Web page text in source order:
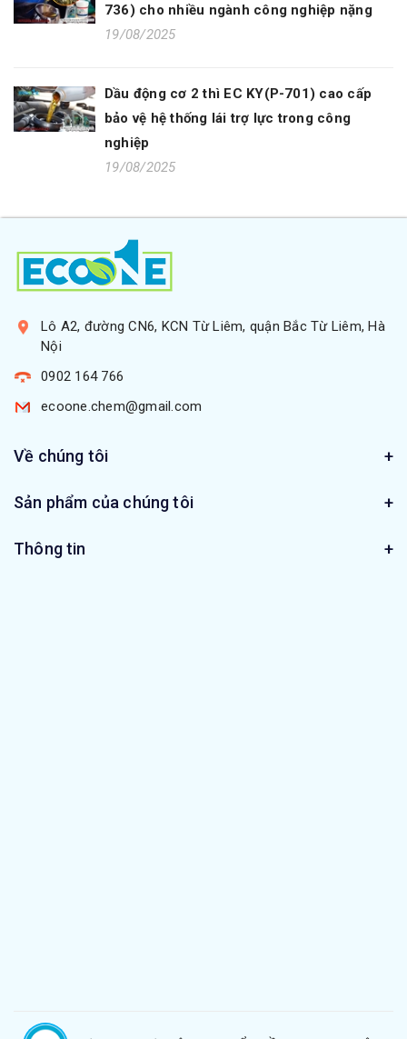
736) cho nhiều ngành công nghiệp nặng
19/08/2025
Dầu động cơ 2 thì EC KY(P-701) cao cấp
bảo vệ hệ thống lái trợ lực trong công
nghiệp
19/08/2025
Lô A2, đường CN6, KCN Từ Liêm, quận Bắc Từ Liêm, Hà
Nội
0902 164 766
ecoone.chem@gmail.com
Về chúng tôi
Sản phẩm của chúng tôi
Thông tin